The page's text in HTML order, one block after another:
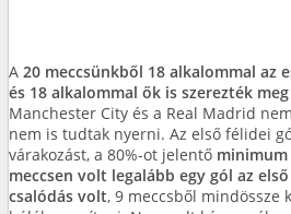
A 20 meccsünkből 18 alkalommal az
és 18 alkalommal ők is szerezték
Manchester City és a Real Madrid
nem is tudtak nyerni. Az első félidei
várakozást, a 80%-ot jelentő
meccsen volt legalább egy gól az
csalódás volt, 9 meccsből